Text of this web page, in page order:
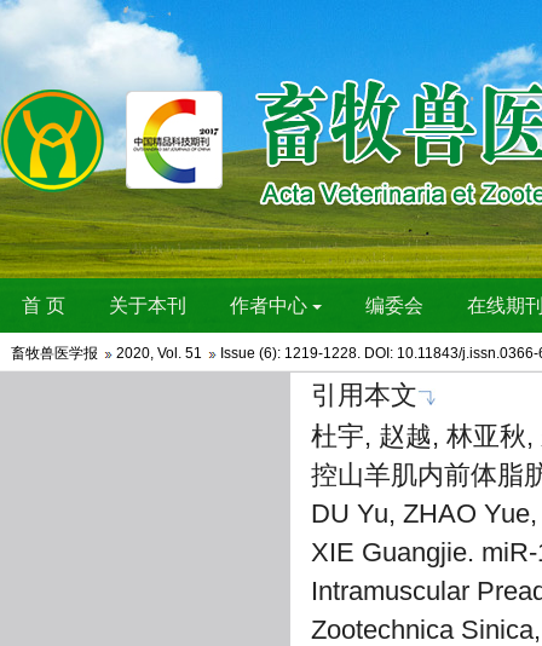
畜牧兽医学报 2020, Vol. 51 Issue (6): 1219-1228. DOI: 10.11843/
引用本文
杜宇, 赵越, 林亚秋
控山羊肌内前体脂
DU Yu, ZHAO
XIE Guangjie.
Intramuscular
Zootechnica